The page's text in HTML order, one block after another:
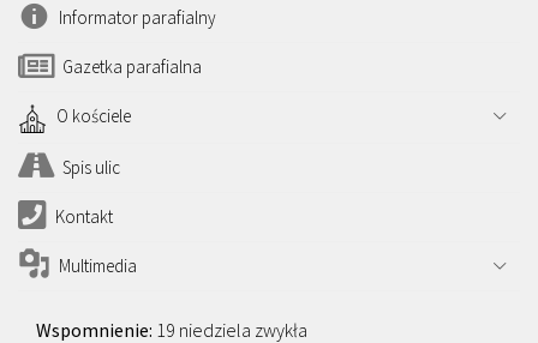
Informator parafialny
Gazetka parafialna
O kościele
Spis ulic
Kontakt
Multimedia
19 niedziela zwykła